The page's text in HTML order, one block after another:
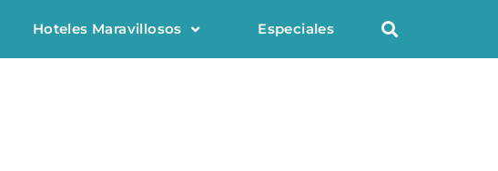
Hoteles Maravillosos Especiales